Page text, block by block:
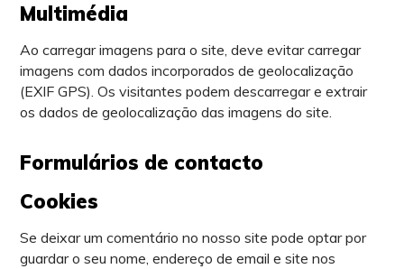
Multimédia
Ao carregar imagens para o site, deve evitar carregar
imagens com dados incorporados de geolocalização
(EXIF GPS). Os visitantes podem descarregar e extrair
os dados de geolocalização das imagens do site.
Formulários de contacto
Cookies
Se deixar um comentário no nosso site pode optar por
guardar o seu nome, endereço de email e site nos